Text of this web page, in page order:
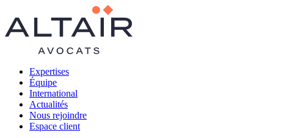
Expertises
Équipe
International
Actualités
Nous rejoindre
Espace client